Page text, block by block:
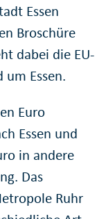
Essen
Broschüre
dabei die EU-
Essen.
Euro
Essen und
in andere
Das
Ruhr